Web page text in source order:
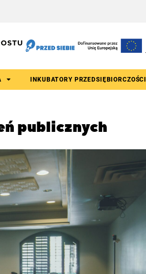
INKUBATORY PRZEDSIĘBIORCZOŚCI
publicznych